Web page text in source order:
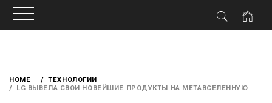
content
HOME
ТЕХНОЛОГИИ
LG ВЫВЕЛА СВОИ НОВЕЙШИЕ ПРОДУКТЫ НА МЕТАВСЕЛЕННУЮ